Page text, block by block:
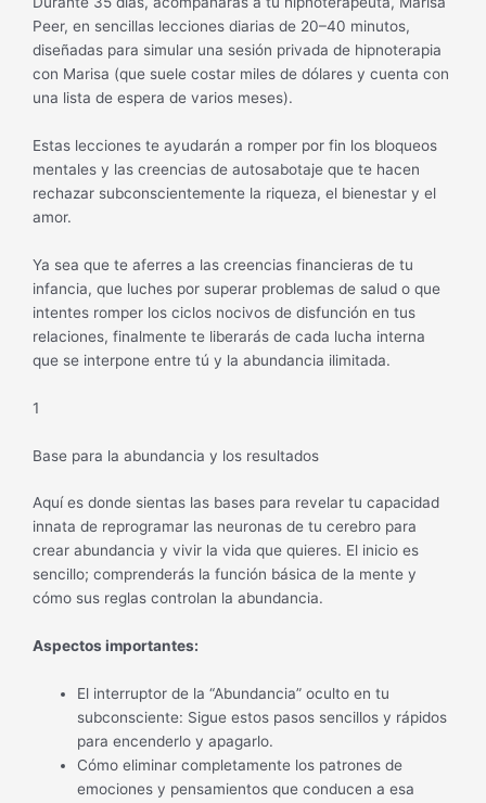
Peer, en sencillas lecciones diarias de 20–40 minutos,
diseñadas para simular una sesión privada de hipnoterapia
con Marisa (que suele costar miles de dólares y cuenta con
una lista de espera de varios meses).
Estas lecciones te ayudarán a romper por fin los bloqueos
mentales y las creencias de autosabotaje que te hacen
rechazar subconscientemente la riqueza, el bienestar y el
amor.
Ya sea que te aferres a las creencias financieras de tu
infancia, que luches por superar problemas de salud o que
intentes romper los ciclos nocivos de disfunción en tus
relaciones, finalmente te liberarás de cada lucha interna
que se interpone entre tú y la abundancia ilimitada.
1
Base para la abundancia y los resultados
Aquí es donde sientas las bases para revelar tu capacidad
innata de reprogramar las neuronas de tu cerebro para
crear abundancia y vivir la vida que quieres. El inicio es
sencillo; comprenderás la función básica de la mente y
cómo sus reglas controlan la abundancia.
Aspectos importantes:
El interruptor de la “Abundancia” oculto en tu
subconsciente: Sigue estos pasos sencillos y rápidos
para encenderlo y apagarlo.
Cómo eliminar completamente los patrones de
emociones y pensamientos que conducen a esa